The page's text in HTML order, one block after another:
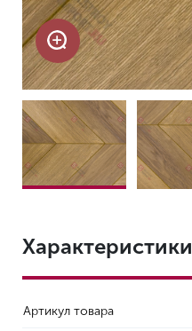
Характеристики
Артикул товара